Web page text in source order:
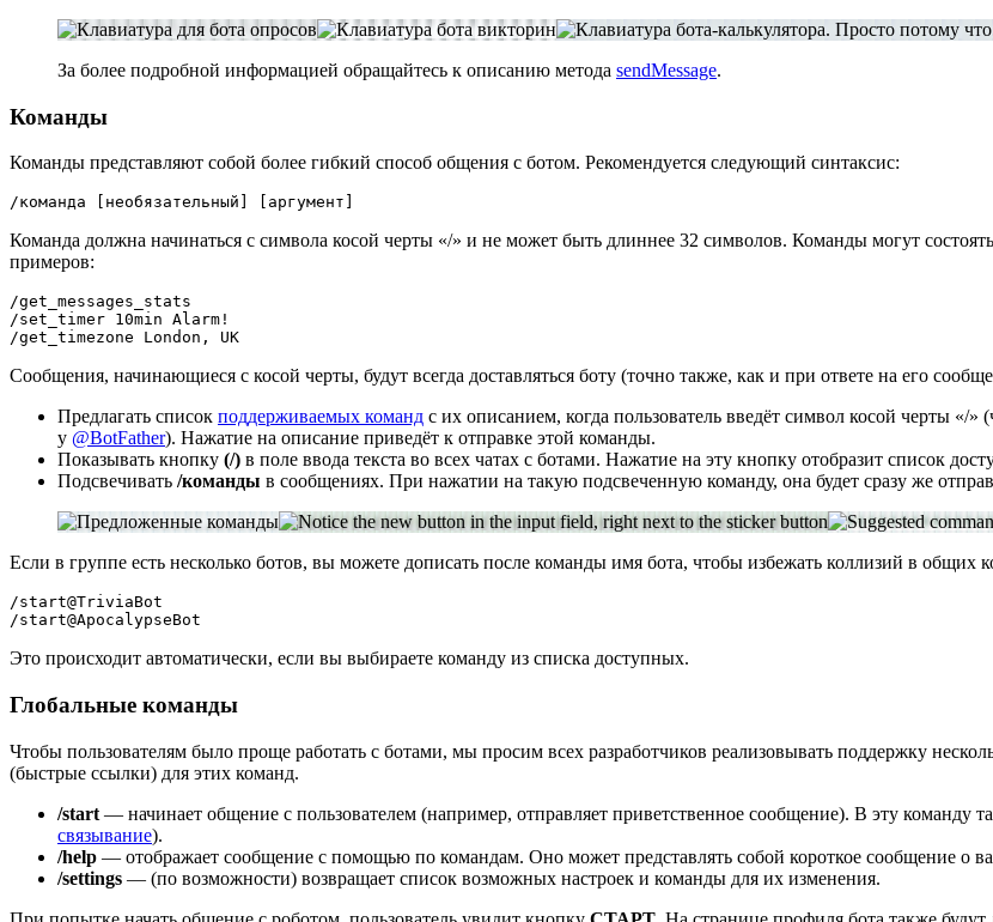
За более подробной информацией обращайтесь к описанию метода sendMessage.
Команды
Команды представляют собой более гибкий способ общения с ботом. Рекомендуется следующий синтаксис:
/команда [необязательный] [аргумент]
Команда должна начинаться с символа косой черты «/» и не может быть длиннее 32 символов. Команды могут
примеров:
/get_messages_stats
/set_timer 10min Alarm!
/get_timezone London, UK
Сообщения, начинающиеся с косой черты, будут всегда доставляться боту (точно также, как и при ответе на его
Предлагать список поддерживаемых команд с их описанием, когда пользователь введёт символ косой черты «/
у @BotFather). Нажатие на описание приведёт к отправке этой команды.
Показывать кнопку (/) в поле ввода текста во всех чатах с ботами. Нажатие на эту кнопку отобразит список
Подсвечивать /команды в сообщениях. При нажатии на такую подсвеченную команду, она будет сразу же
Если в группе есть несколько ботов, вы можете дописать после команды имя бота, чтобы избежать коллизий в общих
/start@TriviaBot
/start@ApocalypseBot
Это происходит автоматически, если вы выбираете команду из списка доступных.
Глобальные команды
Чтобы пользователям было проще работать с ботами, мы просим всех разработчиков реализовывать поддержку
(быстрые ссылки) для этих команд.
/start — начинает общение с пользователем (например, отправляет приветственное сообщение). В эту команду
связывание).
/help — отображает сообщение с помощью по командам. Оно может представлять собой короткое сообщение о
/settings — (по возможности) возвращает список возможных настроек и команды для их изменения.